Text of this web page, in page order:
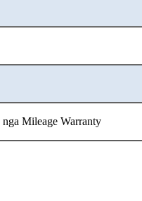
Mileage Warranty